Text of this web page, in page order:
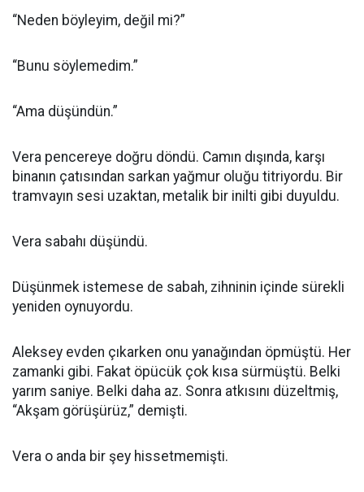
“Neden böyleyim, değil mi?”
“Bunu söylemedim.”
“Ama düşündün.”
Vera pencereye doğru döndü. Camın dışında, karşı
binanın çatısından sarkan yağmur oluğu titriyordu. Bir
tramvayın sesi uzaktan, metalik bir inilti gibi duyuldu.
Vera sabahı düşündü.
Düşünmek istemese de sabah, zihninin içinde sürekli
yeniden oynuyordu.
Aleksey evden çıkarken onu yanağından öpmüştü. Her
zamanki gibi. Fakat öpücük çok kısa sürmüştü. Belki
yarım saniye. Belki daha az. Sonra atkısını düzeltmiş,
“Akşam görüşürüz,” demişti.
Vera o anda bir şey hissetmemişti.